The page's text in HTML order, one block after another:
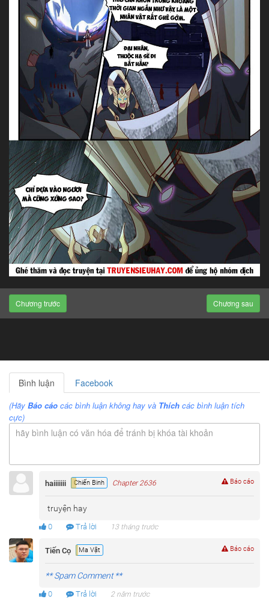
Chương trước Chương sau
Bình luận Facebook
(Hãy Báo cáo các bình luận không hay và Thích các bình luận tích
cực)
hãy bình luận có văn hóa để tránh bị khóa tài khoản
haiiiiiii Chiến Binh Chapter 2636
truyện hay
0 Trả lời 13 tháng trước
Báo cáo
Tiến Cọ Ma Vật
** Spam Comment **
0 Trả lời 2 năm trước
Báo cáo